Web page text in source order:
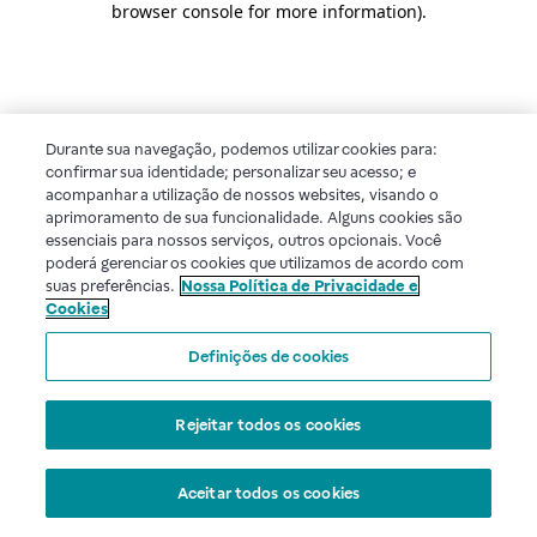
browser console for more information).
Durante sua navegação, podemos utilizar cookies para:
confirmar sua identidade; personalizar seu acesso; e
acompanhar a utilização de nossos websites, visando o
aprimoramento de sua funcionalidade. Alguns cookies são
essenciais para nossos serviços, outros opcionais. Você
poderá gerenciar os cookies que utilizamos de acordo com
suas preferências. Nossa Política de Privacidade e
Cookies
Definições de cookies
Rejeitar todos os cookies
Aceitar todos os cookies